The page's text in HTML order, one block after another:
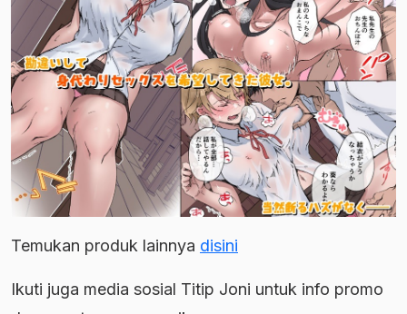
Temukan produk lainnya disini
Ikuti juga media sosial Titip Joni untuk info promo